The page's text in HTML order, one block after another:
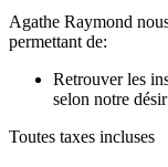
Agathe Raymond
permettant de:
Retrouver les
selon notre désir
Toutes taxes incluses